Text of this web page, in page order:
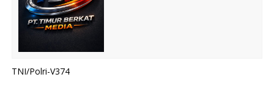
TNI/Polri-V374